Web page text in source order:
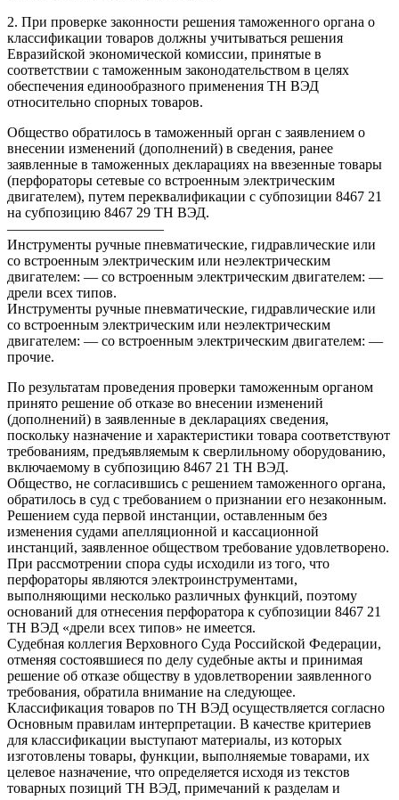
2. При проверке законности решения таможенного органа о
классификации товаров должны учитываться решения
Евразийской экономической комиссии, принятые в
соответствии с таможенным законодательством в целях
обеспечения единообразного применения ТН ВЭД
относительно спорных товаров.
Общество обратилось в таможенный орган с заявлением о
внесении изменений (дополнений) в сведения, ранее
заявленные в таможенных декларациях на ввезенные товары
(перфораторы сетевые со встроенным электрическим
двигателем), путем переквалификации с субпозиции 8467 21
на субпозицию 8467 29 ТН ВЭД.
———————————
Инструменты ручные пневматические, гидравлические или
со встроенным электрическим или неэлектрическим
двигателем: — со встроенным электрическим двигателем: —
дрели всех типов.
Инструменты ручные пневматические, гидравлические или
со встроенным электрическим или неэлектрическим
двигателем: — со встроенным электрическим двигателем: —
прочие.
По результатам проведения проверки таможенным органом
принято решение об отказе во внесении изменений
(дополнений) в заявленные в декларациях сведения,
поскольку назначение и характеристики товара соответствуют
требованиям, предъявляемым к сверлильному оборудованию,
включаемому в субпозицию 8467 21 ТН ВЭД.
Общество, не согласившись с решением таможенного органа,
обратилось в суд с требованием о признании его незаконным.
Решением суда первой инстанции, оставленным без
изменения судами апелляционной и кассационной
инстанций, заявленное обществом требование удовлетворено.
При рассмотрении спора суды исходили из того, что
перфораторы являются электроинструментами,
выполняющими несколько различных функций, поэтому
оснований для отнесения перфоратора к субпозиции 8467 21
ТН ВЭД «дрели всех типов» не имеется.
Судебная коллегия Верховного Суда Российской Федерации,
отменяя состоявшиеся по делу судебные акты и принимая
решение об отказе обществу в удовлетворении заявленного
требования, обратила внимание на следующее.
Классификация товаров по ТН ВЭД осуществляется согласно
Основным правилам интерпретации. В качестве критериев
для классификации выступают материалы, из которых
изготовлены товары, функции, выполняемые товарами, их
целевое назначение, что определяется исходя из текстов
товарных позиций ТН ВЭД, примечаний к разделам и